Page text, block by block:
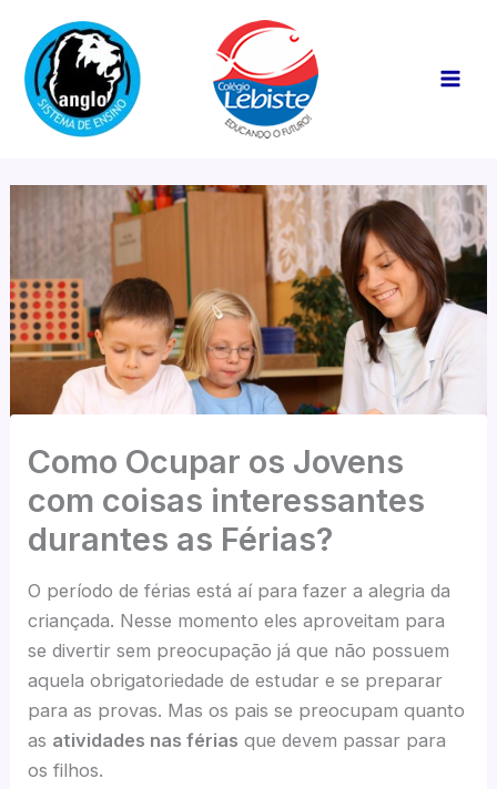
para
conteúdo
Como Ocupar os Jovens
com coisas interessantes
durantes as Férias?
O período de férias está aí para fazer a alegria da
criançada. Nesse momento eles aproveitam para
se divertir sem preocupação já que não possuem
aquela obrigatoriedade de estudar e se preparar
para as provas. Mas os pais se preocupam quanto
as atividades nas férias que devem passar para
os filhos.